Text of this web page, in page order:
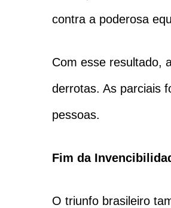
contra a poderosa
Com esse resultado,
derrotas. As parciais
pessoas.
Fim da
O triunfo brasileiro